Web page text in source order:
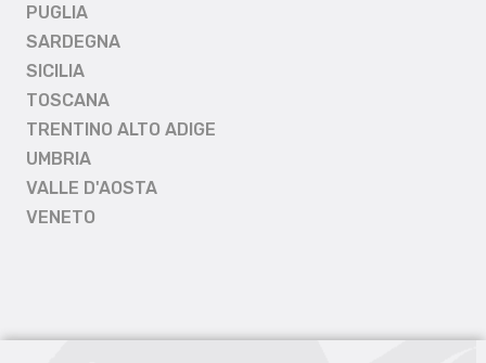
PUGLIA
SARDEGNA
SICILIA
TOSCANA
TRENTINO ALTO ADIGE
UMBRIA
VALLE D'AOSTA
VENETO